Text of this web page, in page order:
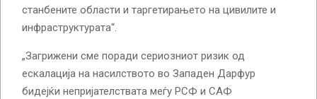
станбените области и таргетирањето на цивилите и
инфраструктурата“.
„Загрижени сме поради сериозниот ризик од
ескалација на насилството во Западен Дарфур
бидејќи непријателствата меѓу РСФ и САФ